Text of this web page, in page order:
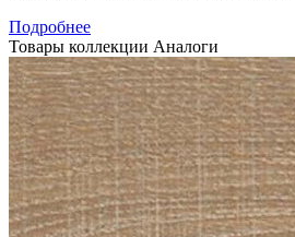
Подробнее
Товары коллекции Аналоги